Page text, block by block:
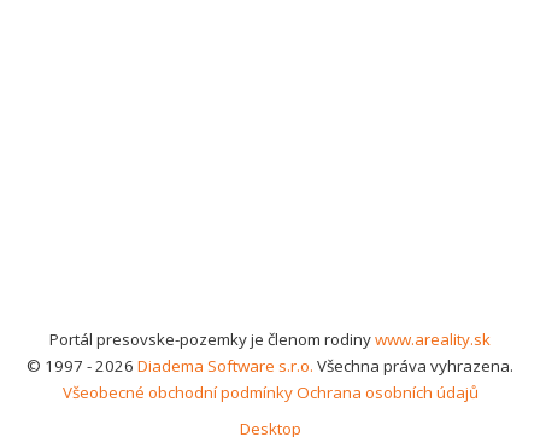
Portál presovske-pozemky je členom rodinywww.areality.sk
© 1997 - 2026 Diadema Software s.r.o. Všechna práva vyhrazena.
Všeobecné obchodní podmínkyOchrana osobních údajů
Desktop